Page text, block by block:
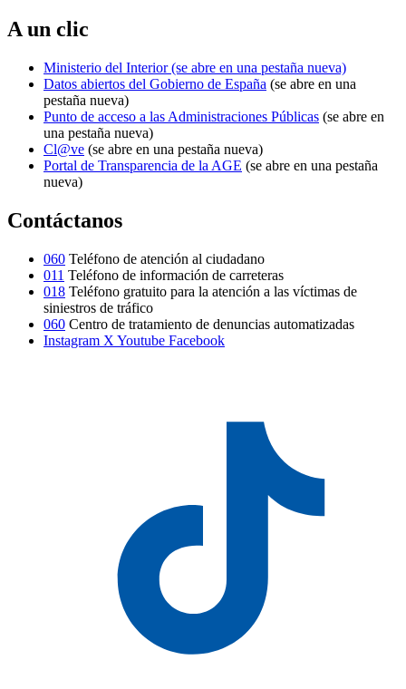
A un clic
Ministerio del Interior(se abre en una pestaña nueva)
Datos abiertos del Gobierno de España (se abre en una
pestaña nueva)
Punto de acceso a las Administraciones Públicas (se abre en
una pestaña nueva)
Cl@ve (se abre en una pestaña nueva)
Portal de Transparencia de la AGE (se abre en una pestaña
nueva)
Contáctanos
060 Teléfono de atención al ciudadano
011 Teléfono de información de carreteras
018 Teléfono gratuito para la atención a las víctimas de
siniestros de tráfico
060 Centro de tratamiento de denuncias automatizadas
Instagram X Youtube Facebook